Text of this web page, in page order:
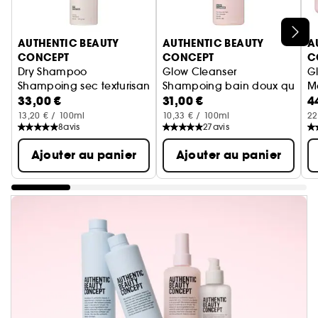
AUTHENTIC BEAUTY
CONCEPT
Dry Shampoo
Shampoing sec texturisant et rafraîchissant
33,00 €
13,20 € / 100ml
8avis
Ajouter au panier
AUTHENTIC BEAUTY
CONCEPT
Glow Cleanser
Shampoing bain doux qui
31,00 €
10,33 € / 100ml
27avis
Ajouter au panier